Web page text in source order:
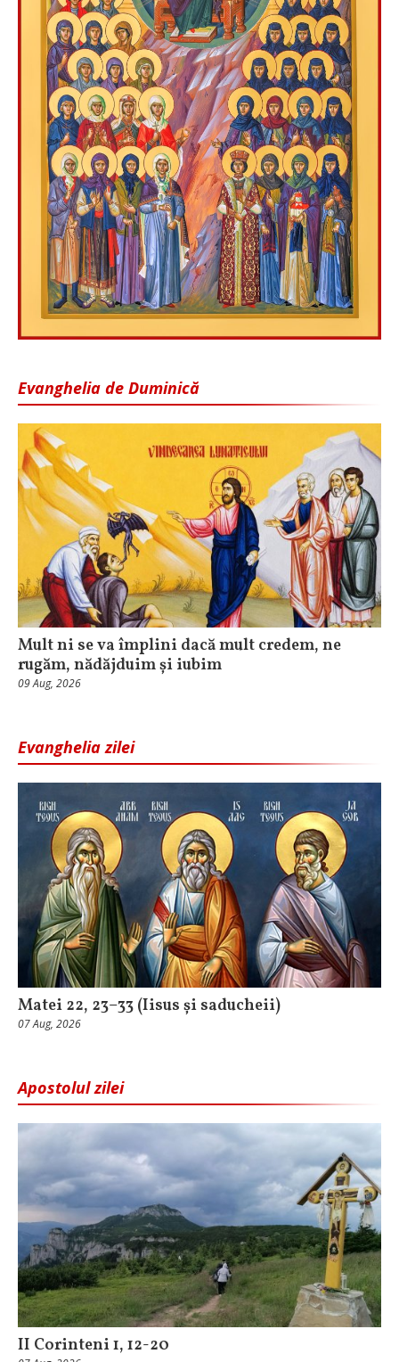
Evanghelia de Duminică
Mult ni se va împlini dacă mult credem, ne
rugăm, nădăjduim și iubim
09 Aug, 2026
Evanghelia zilei
Matei 22, 23–33 (Iisus și saducheii)
07 Aug, 2026
Apostolul zilei
II Corinteni 1, 12-20